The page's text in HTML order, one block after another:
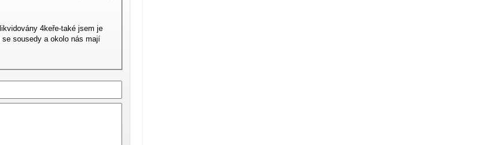
4keře-také jsem je
sousedy a okolo nás mají